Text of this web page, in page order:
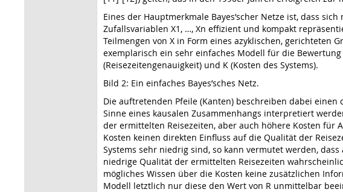
Eines der Hauptmerkmale Bayes’scher Netze ist, dass
Zufallsvariablen X1, …, Xn effizient und kompakt
Teilmengen von X in Form eines azyklischen, gerichteten
exemplarisch ein sehr einfaches Modell für die Bewertung
(Reisezeitengenauigkeit) und K (Kosten des Systems).
Bild 2: Ein einfaches Bayes’sches Netz.
Die auftretenden Pfeile (Kanten) beschreiben dabei
Sinne eines kausalen Zusammenhangs interpretiert
der ermittelten Reisezeiten, aber auch höhere Kosten für
Kosten keinen direkten Einfluss auf die Qualität der
Systems sehr niedrig sind, so kann vermutet werden,
niedrige Qualität der ermittelten Reisezeiten
mögliches Wissen über die Kosten keine zusätzlichen
Modell letztlich nur diese den Wert von R unmittelbar